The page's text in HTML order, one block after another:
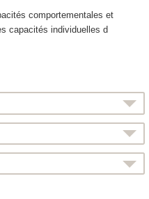
comportementales et
capacités individuelles d